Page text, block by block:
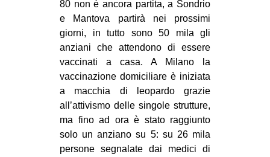
80 non è ancora partita, a Sondrio
e Mantova partirà nei prossimi
giorni, in tutto sono 50 mila gli
anziani che attendono di essere
vaccinati a casa. A Milano la
vaccinazione domiciliare è iniziata
a macchia di leopardo grazie
all’attivismo delle singole strutture,
ma fino ad ora è stato raggiunto
solo un anziano su 5: su 26 mila
persone segnalate dai medici di